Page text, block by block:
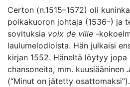
Certon (n.1515–1572) oli
poikakuoron johtaja (1536–) ja
sovituksia voix de ville -
laulumelodioista. Hän julkaisi
kirjan 1552. Häneltä löytyy jopa
chansoneita, mm. kuusiääninen
(“Minut on jätetty